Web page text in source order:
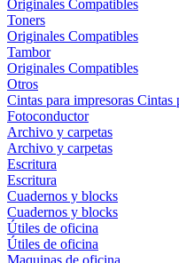
Originales Compatibles
Toners
Originales Compatibles
Tambor
Originales Compatibles
Otros
Cintas para impresoras Cintas
Fotoconductor
Archivo y carpetas
Archivo y carpetas
Escritura
Escritura
Cuadernos y blocks
Cuadernos y blocks
Útiles de oficina
Útiles de oficina
Maquinas de oficina